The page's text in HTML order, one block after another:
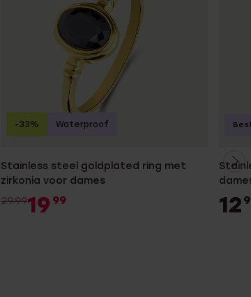
Stainless steel goldplated ring met
zirkonia voor dames
29.9919 99
-33% Waterproof
12